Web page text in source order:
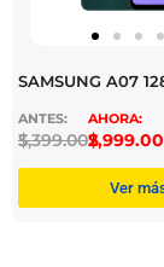
SAMSUNG A07
$
3,399.00$
2,999.00
Ver